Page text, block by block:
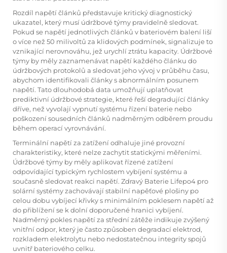
Rozdíl napětí článků představuje kritický diagnostický
ukazatel, který musí údržbové týmy pravidelně sledovat.
Pokud se napětí jednotlivých článků v bateriovém balení liší
o více než 50 milivoltů za klidových podmínek, signalizuje to
vznikající nerovnováhu, jež urychlí ztrátu kapacity. Údržbové
týmy by měly zaznamenávat napětí každého článku do
údržbových protokolů a sledovat jeho vývoj v průběhu času,
abychom identifikovali články s abnormálním posunem
napětí. Tato dlouhodobá data umožňují uplatňovat
prediktivní údržbové strategie, které řeší degradující články
dříve, než vyvolají vypnutí systému řízení baterie nebo
poškození sousedních článků nadměrným odběrem proudu
během operací vyrovnávání.
Terminální napětí za zatížení odhaluje jiné provozní
charakteristiky, které nelze zachytit statickými měřeními.
Údržbové týmy by měly aplikovat řízené zatížení
odpovídající typickým rychlostem vybíjení systému a
současně sledovat reakci napětí. Zdravý Baterie Lifepo4 pro
solární systémyzachovávají stabilní napěťové plošiny po
celou dobu vybíjecí křivky s minimálním poklesem napětí až
do přiblížení se k dolní doporučené hranici vybíjení.
Nadměrný pokles napětí za střední zátěže indikuje zvýšený
vnitřní odpor, který je často způsoben degradací elektrod,
rozkladem elektrolytu nebo nedostatečnou integrity spojů
uvnitř bateriového celku.